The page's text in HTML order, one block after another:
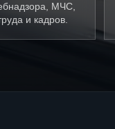
МЧС,
и кадров.